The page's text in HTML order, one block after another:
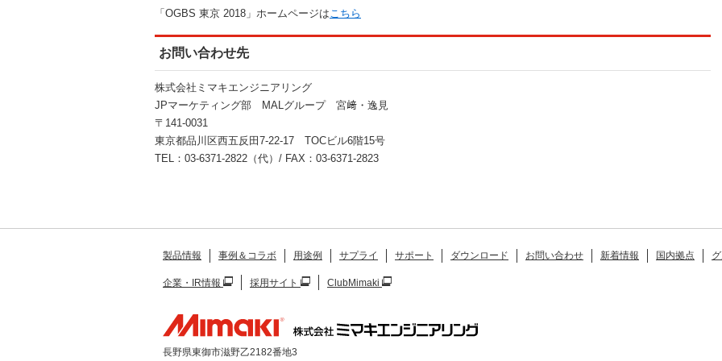
「OGBS 東京 2018」ホームページはこちら
お問い合わせ先
株式会社ミマキエンジニアリング
JPマーケティング部 MALグループ 宮﨑・逸見
〒141-0031
東京都品川区西五反田7-22-17 TOCビル6階15号
TEL：03-6371-2822（代）/ FAX：03-6371-2823
製品情報 事例＆コラボ 用途例 サプライ サポート ダウンロード お問い合わせ 新着情報 国内拠点
企業・IR情報 採用サイト ClubMimaki
長野県東御市滋野乙2182番地3